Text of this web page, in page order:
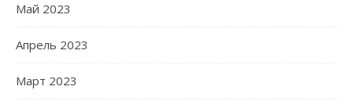
Май 2023
Апрель 2023
Март 2023